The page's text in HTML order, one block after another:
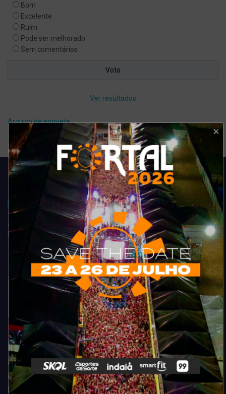
Bom
Excelente
Ruim
Pode ser melhorado
Sem comentários
Ver resultados
Arquivo de enquete
Acompanhe todas as novidades do entretenimento na região de
Fortaleza. Dicas, promoções, coberturas exclusivas e muito mais.
Categorias
Camarote Vip Junino
Cidade
Destaques
Marketing E Negócios
Música
News Tech